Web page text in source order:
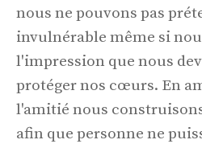
nous ne pouvons pas
invulnérable même si
l'impression que nous
protéger nos cœurs. En
l'amitié nous
afin que personne ne